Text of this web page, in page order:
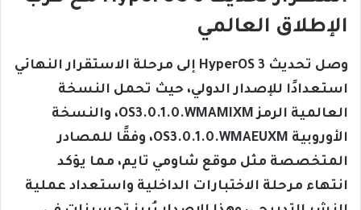
الإطلاق العالمي
وصل تحديث HyperOS 3 إلى مرحلة الاستقرار النهائي
استعدادًا للإصدار الدولي، حيث تحمل النسخة
العالمية الرمز OS3.0.1.0.WMAMIXM، والنسخة
الأوروبية OS3.0.1.0.WMAEUXM، وفقًا للمصادر
المتخصصة مثل موقع شاومي تايم، مما يؤكد
انتهاء مرحلة الاختبارات الداخلية واستعداد عملية